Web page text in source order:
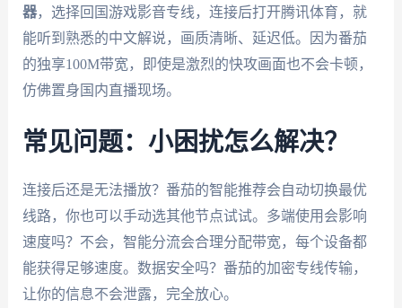
器，选择回国游戏影音专线，连接后打开腾讯体育，就
能听到熟悉的中文解说，画质清晰、延迟低。因为番茄
的独享100M带宽，即使是激烈的快攻画面也不会卡顿，
仿佛置身国内直播现场。
常见问题：小困扰怎么解决？
连接后还是无法播放？番茄的智能推荐会自动切换最优
线路，你也可以手动选其他节点试试。多端使用会影响
速度吗？不会，智能分流会合理分配带宽，每个设备都
能获得足够速度。数据安全吗？番茄的加密专线传输，
让你的信息不会泄露，完全放心。